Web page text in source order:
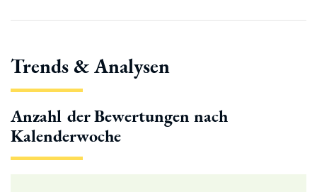
Trends & Analysen
Anzahl der Bewertungen nach
Kalenderwoche